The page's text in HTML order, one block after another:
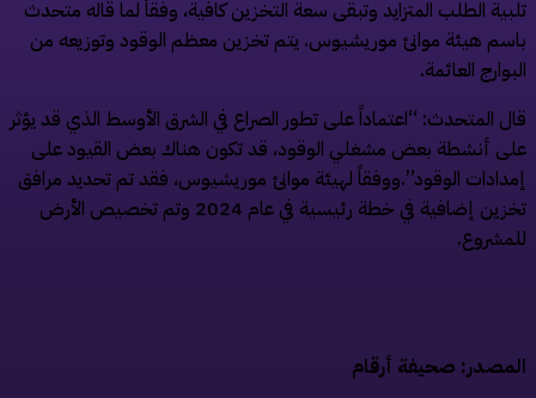
الطلب المتزايد وتبقى سعة التخزين كافية، وفقاً لما قاله متحدث
هيئة موانئ موريشيوس. يتم تخزين معظم الوقود وتوزيعه من
العائمة.
المتحدث: “اعتماداً على تطور الصراع في الشرق الأوسط الذي قد يؤثر
أنشطة بعض مشغلي الوقود، قد تكون هناك بعض القيود على
الوقود”.ووفقاً لهيئة موانئ موريشيوس، فقد تم تحديد مرافق
تخزين إضافية في خطة رئيسية في عام 2024 وتم تخصيص الأرض
صحيفة أرقام